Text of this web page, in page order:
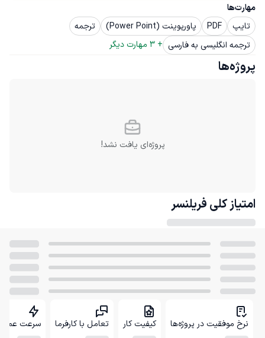
مهارت‌ها
تایپ
PDF پاورپوینت (Power Point)
ترجمه
ترجمه انگلیسی به فارسی +
3 مهارت دیگر
پروژه‌ها
پروژه‌ای یافت نشد!
امتیاز کلی فریلنسر
نرخ موفقیت در پروژه‌ها کیفیت کار تعامل با کارفرما سرعت عمل